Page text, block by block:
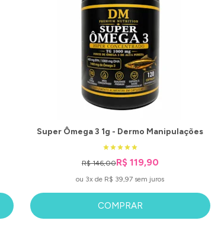
Super Ômega 3 1g - Dermo Manipulações
R$ 146,00R$ 119,90
ou 3x de R$ 39,97 sem juros
COMPRAR